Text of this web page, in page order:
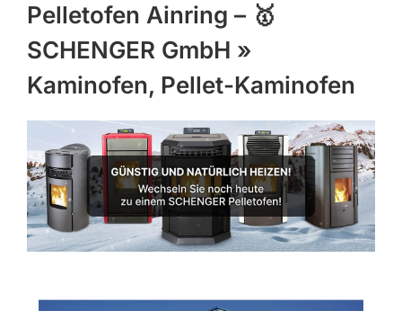
UNTERNEHMEN
PROFIL
WARENKORB
PRODUCTS
SEARCH
Pelletofen Ainring – 🥇
SCHENGER GmbH »
Kaminofen, Pellet-Kaminofen